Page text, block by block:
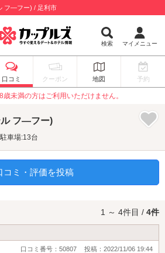
フ―フー) / 足利市
検索 マイメニュー
口コミ クーポン 地図 予約
歳未満の方はご利用いただけません。
ル フ―フー)
駐車場:13台
コミ・評価を投稿
1 ～ 4件目 / 4件
口コミ番号：50807 投稿：2022/11/06 19:44